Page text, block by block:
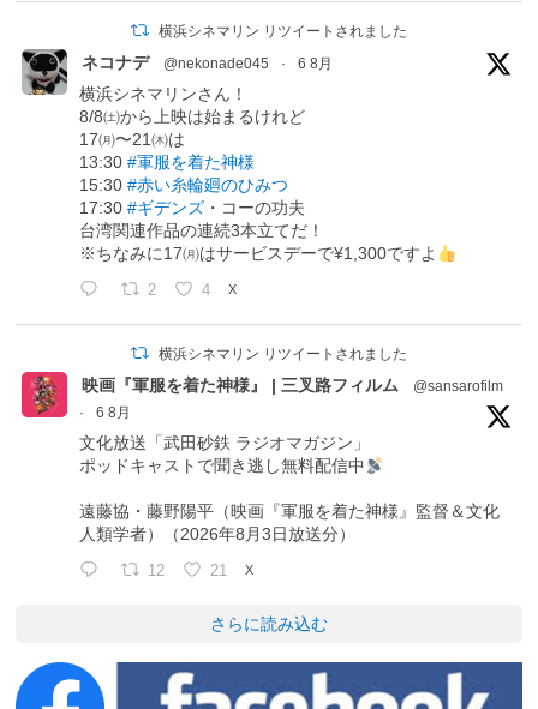
横浜シネマリン リツイートされました
ネコナデ @nekonade045 · 6 8月
横浜シネマリンさん！
8/8㈯から上映は始まるけれど
17㈪〜21㈭は
13:30#軍服を着た神様
15:30#赤い糸輪廻のひみつ
17:30#ギデンズ ・コーの功夫
台湾関連作品の連続3本立てだ！
※ちなみに17㈪はサービスデーで¥1,300ですよ
2 4 X
横浜シネマリン リツイートされました
映画『軍服を着た神様』 | 三叉路フィルム
@sansarofilm
·
6 8月
文化放送「武田砂鉄 ラジオマガジン」
ポッドキャストで聞き逃し無料配信中
遠藤協・藤野陽平（映画『軍服を着た神様』監督＆文化
人類学者）（2026年8月3日放送分）
12 21 X
さらに読み込む